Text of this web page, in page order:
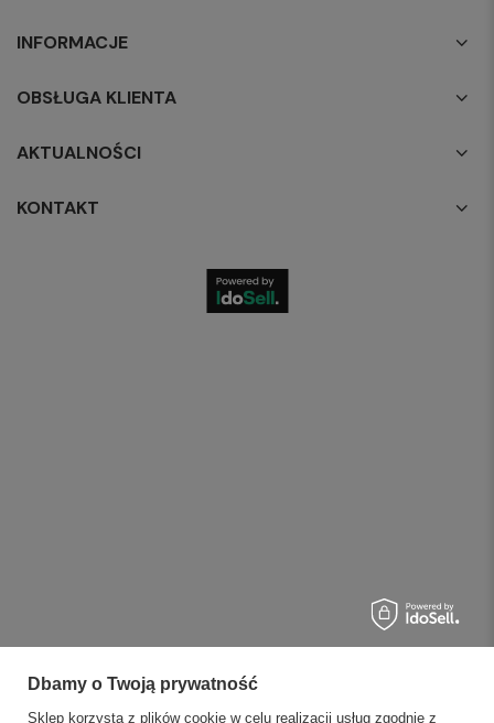
INFORMACJE
OBSŁUGA KLIENTA
AKTUALNOŚCI
KONTAKT
Dbamy o Twoją prywatność
Sklep korzysta z plików cookie w celu realizacji usług zgodnie z